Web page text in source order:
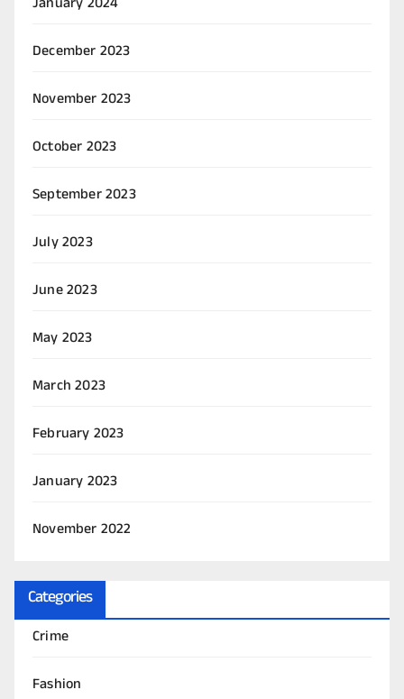
January 2024
December 2023
November 2023
October 2023
September 2023
July 2023
June 2023
May 2023
March 2023
February 2023
January 2023
November 2022
Categories
Crime
Fashion